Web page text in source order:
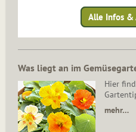
Alle Infos &
Was liegt an im
Hier
mehr…